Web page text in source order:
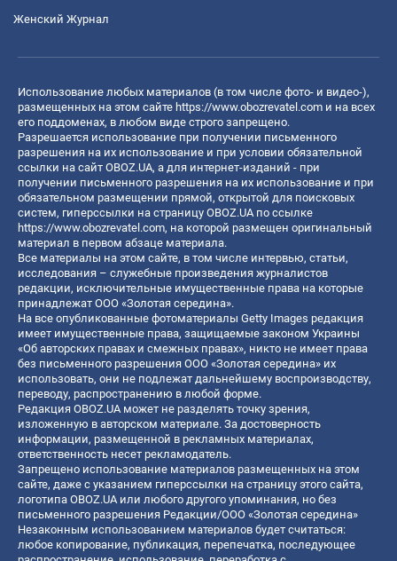
Женский Журнал
Использование любых материалов (в том числе фото- и видео-),
размещенных на этом сайте https://www.obozrevatel.com и на всех
его поддоменах, в любом виде строго запрещено.
Разрешается использование при получении письменного
разрешения на их использование и при условии обязательной
ссылки на сайт OBOZ.UA, а для интернет-изданий - при
получении письменного разрешения на их использование и при
обязательном размещении прямой, открытой для поисковых
систем, гиперссылки на страницу OBOZ.UA по ссылке
https://www.obozrevatel.com, на которой размещен оригинальный
материал в первом абзаце материала.
Все материалы на этом сайте, в том числе интервью, статьи,
исследования – служебные произведения журналистов
редакции, исключительные имущественные права на которые
принадлежат ООО «Золотая середина».
На все опубликованные фотоматериалы Getty Images редакция
имеет имущественные права, защищаемые законом Украины
«Об авторских правах и смежных правах», никто не имеет права
без письменного разрешения ООО «Золотая середина» их
использовать, они не подлежат дальнейшему воспроизводству,
переводу, распространению в любой форме.
Редакция OBOZ.UA может не разделять точку зрения,
изложенную в авторском материале. За достоверность
информации, размещенной в рекламных материалах,
ответственность несет рекламодатель.
Запрещено использование материалов размещенных на этом
сайте, даже с указанием гиперссылки на страницу этого сайта,
логотипа OBOZ.UA или любого другого упоминания, но без
письменного разрешения Редакции/ООО «Золотая середина»
Незаконным использованием материалов будет считаться:
любое копирование, публикация, перепечатка, последующее